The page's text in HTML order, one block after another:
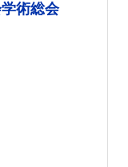
術総会